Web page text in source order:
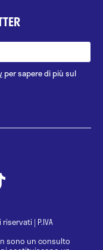
per sapere di più sul
riservati| P.IVA
sono un consulto